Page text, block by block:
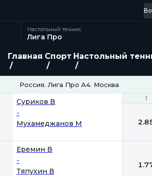
Настольный теннис
Лига Про
Главная Спорт Настольный
Россия. Лига Про А4. Москва
1
Суриков В
-
Мухамеджанов М
1
Еремин В
-
Тяпухин В